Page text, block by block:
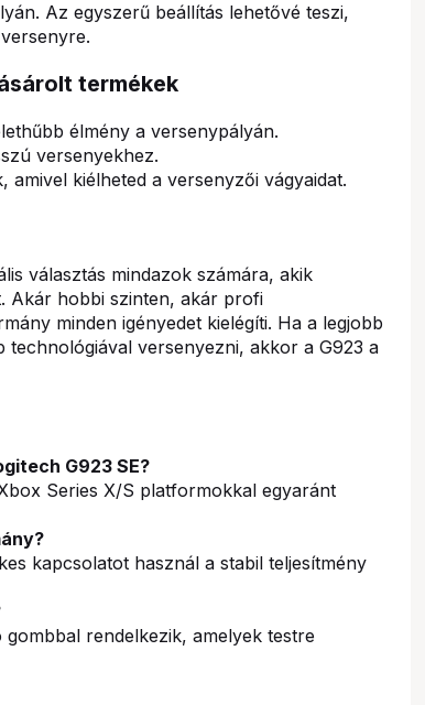
Az egyszerű beállítás lehetővé teszi,
termékek
élmény a versenypályán.
versenyekhez.
kiélheted a versenyzői vágyaidat.
választás mindazok számára, akik
Akár hobbi szinten, akár profi
minden igényedet kielégíti. Ha a legjobb
technológiával versenyezni, akkor a G923 a
G923 SE?
Series X/S platformokkal egyaránt
kapcsolatot használ a stabil teljesítmény
rendelkezik, amelyek testre